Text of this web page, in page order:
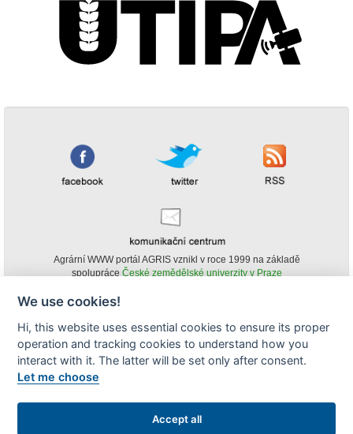
Agrární WWW portál AGRIS vznikl v roce 1999 na základě
spolupráce České zemědělské univerzity v Praze
obsahu agrárního WWW portálu AGRIS je možné
(pokud není uvedeno jinak) pouze za podmínky uvedení zdroje v podobě
www.agris.cz a data publikace v AGRISu.
We use cookies!
Hi, this website uses essential cookies to ensure its proper
operation and tracking cookies to understand how you
interact with it. The latter will be set only after consent.
Let me choose
Accept all